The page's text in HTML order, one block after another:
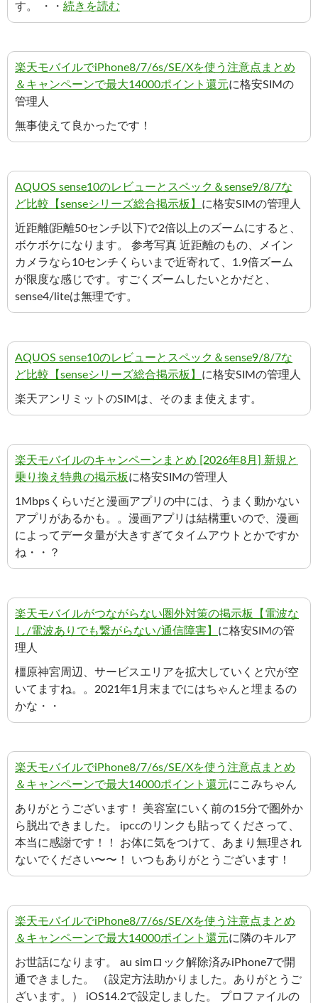
す。 ・・ 続きを読む
楽天モバイルでiPhone8/7/6s/SE/Xを使う注意点まとめ
＆キャンペーンで最大14000ポイント還元に格安SIMの
管理人
無事使えて良かったです！
AQUOS sense10のレビューとスペック＆sense9/8/7な
ど比較【senseシリーズ総合掲示板】 に格安SIMの管理人
近距離(距離50センチ以下)で2倍以上のズームにすると、
ボケボケになります。 参考写真 近距離のもの、メイン
カメラなら10センチくらいまで近寄れて、1.9倍ズーム
が限度な感じです。すごくズームしたいとかだと、
sense4/liteは無理です。
AQUOS sense10のレビューとスペック＆sense9/8/7な
ど比較【senseシリーズ総合掲示板】 に格安SIMの管理人
楽天アンリミットのSIMは、そのまま使えます。
楽天モバイルのキャンペーンまとめ [2026年8月] 新規と
乗り換え特典の掲示板に格安SIMの管理人
1Mbpsくらいだと漫画アプリの中には、うまく動かない
アプリがあるかも。。漫画アプリは結構重いので、漫画
によってデータ量が大きすぎてタイムアウトとかですか
ね・・？
楽天モバイルがつながらない圏外対策の掲示板【電波な
し/電波ありでも繋がらない/通信障害】 に格安SIMの管
理人
橿原神宮周辺、サービスエリアを拡大していくと穴が空
いてますね。。2021年1月末までにはちゃんと埋まるの
かな・・
楽天モバイルでiPhone8/7/6s/SE/Xを使う注意点まとめ
＆キャンペーンで最大14000ポイント還元にこみちゃん
ありがとうございます！ 美容室にいく前の15分で圏外か
ら脱出できました。 ipccのリンクも貼ってくださって、
本当に感謝です！！ お体に気をつけて、あまり無理され
ないでください〜〜！ いつもありがとうございます！
楽天モバイルでiPhone8/7/6s/SE/Xを使う注意点まとめ
＆キャンペーンで最大14000ポイント還元に隣のキルア
お世話になります。 au simロック解除済みiPhone7で開
通できました。 （設定方法助かりました。ありがとうご
ざいます。） iOS14.2で設定しました。 プロファイルの